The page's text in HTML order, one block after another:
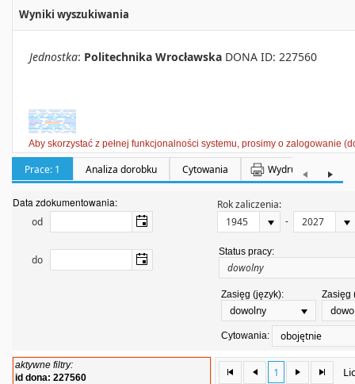
Wyniki wyszukiwania
Jednostka: Politechnika Wrocławska DONA ID: 227560
Aby skorzystać z pełnej funkcjonalności systemu, prosimy o zalogowanie
Prace: 1 Analiza dorobku Cytowania Wydruki
Data zdokumentowania:
od
Rok zaliczenia:
-
do
Status pracy:
Zasięg (język):
dowolny
Zasięg
Cytowania: obojętnie
aktywne filtry:
id dona: 227560
1